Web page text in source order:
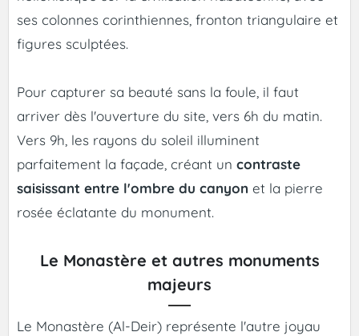
ses colonnes corinthiennes, fronton triangulaire et
figures sculptées.
Pour capturer sa beauté sans la foule, il faut
arriver dès l'ouverture du site, vers 6h du matin.
Vers 9h, les rayons du soleil illuminent
parfaitement la façade, créant un contraste
saisissant entre l'ombre du canyon et la pierre
rosée éclatante du monument.
Le Monastère et autres monuments
majeurs
Le Monastère (Al-Deir) représente l'autre joyau